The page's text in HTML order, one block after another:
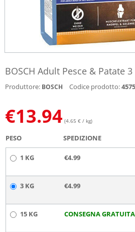
BOSCH Adult Pesce & Patate 3
Produttore: BOSCH Codice prodotto:
€13.94 (4.65 € / kg)
PESO SPEDIZIONE
1 KG €4.99
3 KG €4.99
15 KG CONSEGNA GRATUITA